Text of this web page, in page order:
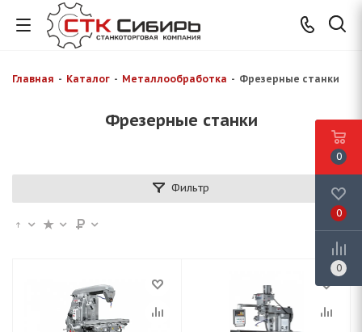
Главная - Каталог - Металлообработка - Фрезерные станки
Фрезерные станки
Фильтр
0
0
0